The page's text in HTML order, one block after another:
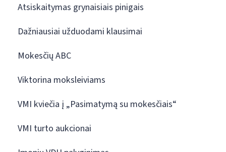
Atsiskaitymas grynaisiais pinigais
Dažniausiai užduodami klausimai
Mokesčių ABC
Viktorina moksleiviams
VMI kviečia į „Pasimatymą su mokesčiais“
VMI turto aukcionai